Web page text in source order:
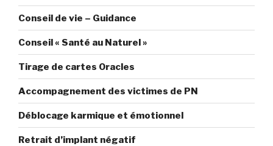
Conseil de vie – Guidance
Conseil « Santé au Naturel »
Tirage de cartes Oracles
Accompagnement des victimes de PN
Déblocage karmique et émotionnel
Retrait d’implant négatif